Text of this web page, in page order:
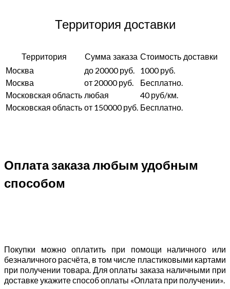
Территория доставки
Территория Сумма заказа Стоимость доставки
Москва до 20000 руб.
1000 руб.
Москва
от 20000 руб.
Бесплатно.
Московская область любая
40 руб/км.
Московская область от 150000 руб. Бесплатно.
Оплата заказа любым удобным
способом
Покупки можно оплатить при помощи наличного или
безналичного расчёта, в том числе пластиковыми картами
при получении товара. Для оплаты заказа наличными при
доставке укажите способ оплаты «Оплата при получении».